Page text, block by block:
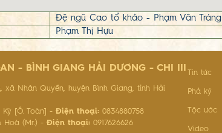
Đệ ngũ Cao tổ khảo - Phạm Văn Tráng
Phạm Thị Hựu
- BÌNH GIANG HẢI DƯƠNG - CHI III
xã Nhân Quyền, huyện Bình Giang, tỉnh Hải
Kỳ [Ô. Toàn] - Điện thoại: 0834880758
Hoà (Mr.) - Điện thoại: 0917626626
Tin tức
Phả ký
Tộc ước
Video